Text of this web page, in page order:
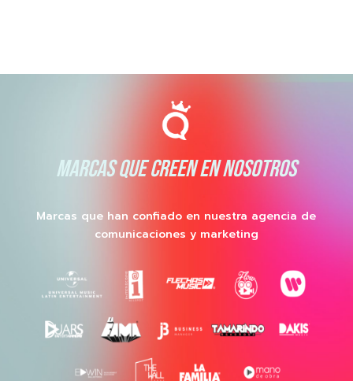
MARCAS QUE CREEN EN NOSOTROS
Marcas que han confiado en nuestra agencia de
comunicaciones y marketing